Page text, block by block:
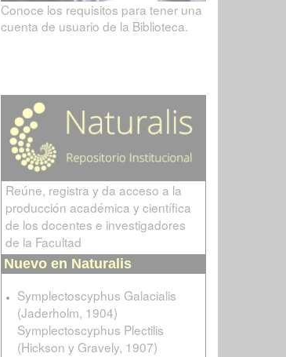
Conoce los requisitos para tener una
cuenta de usuario de la Biblioteca.
Reúne, registra y da acceso a la
producción académica y científica
de los docentes e investigadores
de la Facultad
Nuevo en Naturalis
Symplectoscyphus Galacialis
(Jaderholm, 1904)
Symplectoscyphus Plectilis
(Hickson y Gravely, 1907)